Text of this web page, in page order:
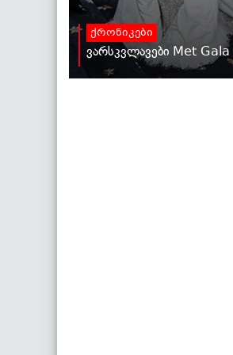
ქრონიკები
ვარსკვლავები Met